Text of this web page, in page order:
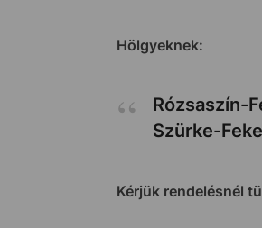
Hölgyeknek:
Rózsaszín-
Szürke-
Kérjük rendelésnél